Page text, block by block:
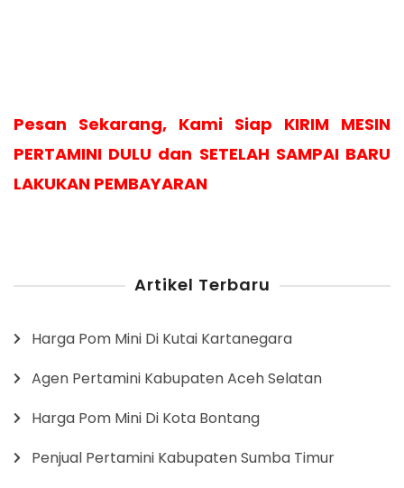
Pesan Sekarang, Kami Siap KIRIM MESIN
PERTAMINI DULU dan SETELAH SAMPAI BARU
LAKUKAN PEMBAYARAN
Artikel Terbaru
Harga Pom Mini Di Kutai Kartanegara
Agen Pertamini Kabupaten Aceh Selatan
Harga Pom Mini Di Kota Bontang
Penjual Pertamini Kabupaten Sumba Timur